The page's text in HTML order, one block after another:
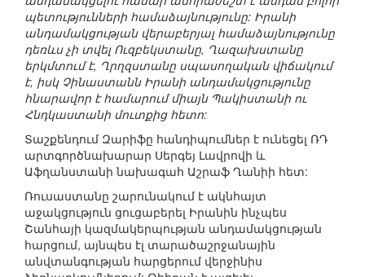
պետությունների համաձայնությունը: Իրանի
անդամակցության վերաբերյալ համաձայնությունը
դեռևս չի տվել Ուզբեկստանը, Ղազախստանը
երկմտում է, Ղրղզստանը սպասողական վիճակում
է, իսկ Չինաստանն Իրանի անդամակցությունը
հնարավոր է համարում միայն Պակիստանի ու
Հնդկաստանի մուտքից հետո:
Տաշքենդում Զարիֆը հանդիպումներ է ունեցել ՌԴ
արտգործնախարար Սերգեյ Լավրովի և
Աֆղանստանի նախագահ Աշրաֆ Ղանիի հետ:
Ռուսաստանը շարունակում է ակնհայտ
աջակցություն ցուցաբերել Իրանին ինչպես
Շանհայի կազմակերպության անդամակցության
հարցում, այնպես էլ տարածաշրջանային
անվտանգության հարցերում վերջինիս